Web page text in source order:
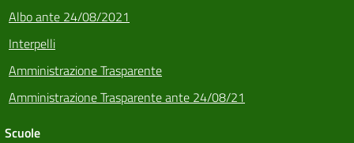
Albo ante 24/08/2021
Interpelli
Amministrazione Trasparente
Amministrazione Trasparente ante 24/08/21
Scuole